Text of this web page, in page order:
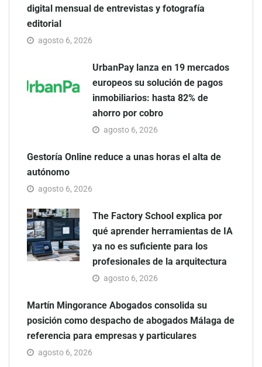
digital mensual de entrevistas y fotografía
editorial
agosto 6, 2026
UrbanPay lanza en 19 mercados
europeos su solución de pagos
inmobiliarios: hasta 82% de
ahorro por cobro
agosto 6, 2026
Gestoría Online reduce a unas horas el alta de
autónomo
agosto 6, 2026
The Factory School explica por
qué aprender herramientas de IA
ya no es suficiente para los
profesionales de la arquitectura
agosto 6, 2026
Martín Mingorance Abogados consolida su
posición como despacho de abogados Málaga de
referencia para empresas y particulares
agosto 6, 2026